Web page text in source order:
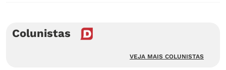
Colunistas
VEJA MAIS COLUNISTAS